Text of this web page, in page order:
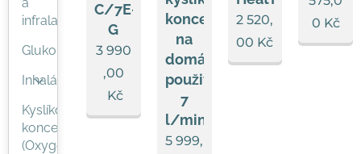
infralampy
Glukometry
Inhalátory
Kyslíkové
koncentrátory
(Oxygenátory)
C/7E-
G
3 990
,00
Kč
koncentrátor,
na
domácí
použití,1-
7
l/min
5 999,
2 520,
00 Kč
0 Kč